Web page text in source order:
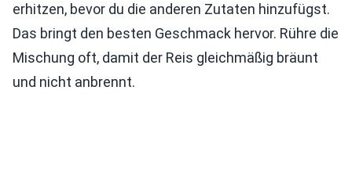
erhitzen, bevor du die anderen Zutaten hinzufügst.
Das bringt den besten Geschmack hervor. Rühre die
Mischung oft, damit der Reis gleichmäßig bräunt
und nicht anbrennt.